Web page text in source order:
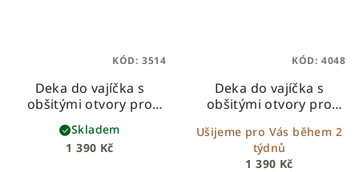
Deka do vajíčka s
obšitými otvory pro
bezpečnostní pásy –
bílý beránek + béžová
vafle
1 390 Kč
Skladem
KÓD: 3514
Deka do vajíčka s
obšitými otvory pro
bílý beránek + pudrově
růžová minky
1 390 Kč
Ušijeme pro Vás během 2
týdnů
KÓD: 4048